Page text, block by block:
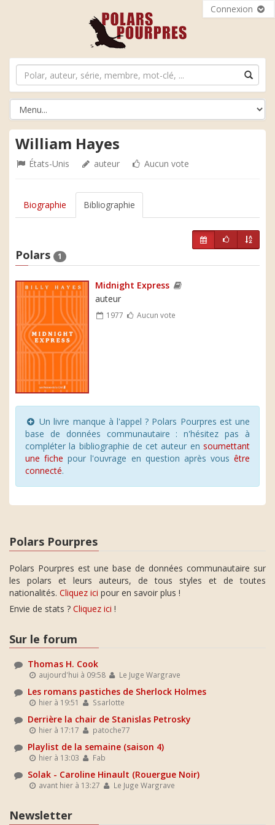
Connexion
William Hayes
États-Unis auteur Aucun vote
Biographie Bibliographie
Polars 1
Midnight Express
auteur
1977 Aucun vote
Un livre manque à l'appel ? Polars Pourpres est une
base de données communautaire : n'hésitez pas à
compléter la bibliographie de cet auteur en soumettant
une fiche pour l'ouvrage en question après vous être
connecté.
Polars Pourpres
Polars Pourpres est une base de données communautaire sur
les polars et leurs auteurs, de tous styles et de toutes
nationalités. Cliquez ici pour en savoir plus !
Envie de stats ? Cliquez ici !
Sur le forum
Thomas H. Cook
aujourd'hui à 09:58 Le Juge Wargrave
Les romans pastiches de Sherlock Holmes
hier à 19:51 Ssarlotte
Derrière la chair de Stanislas Petrosky
hier à 17:17 patoche77
Playlist de la semaine (saison 4)
hier à 13:03 Fab
Solak - Caroline Hinault (Rouergue Noir)
avant hier à 13:27 Le Juge Wargrave
Newsletter